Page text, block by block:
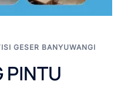
GESER BANYUWANGI
PINTU